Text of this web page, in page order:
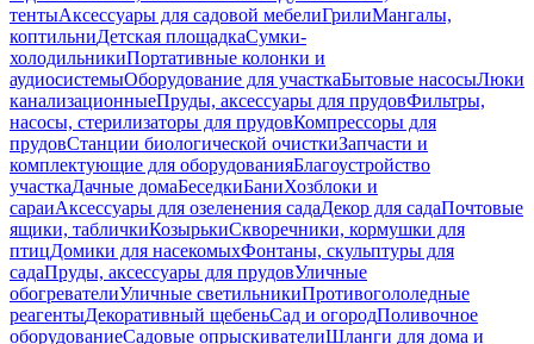
тентыАксессуары для садовой мебелиГрилиМангалы,
коптильниДетская площадкаСумки-
холодильникиПортативные колонки и
аудиосистемыОборудование для участкаБытовые насосыЛюки
канализационныеПруды, аксессуары для прудовФильтры,
насосы, стерилизаторы для прудовКомпрессоры для
прудовСтанции биологической очисткиЗапчасти и
комплектующие для оборудованияБлагоустройство
участкаДачные домаБеседкиБаниХозблоки и
сараиАксессуары для озеленения садаДекор для садаПочтовые
ящики, табличкиКозырькиСкворечники, кормушки для
птицДомики для насекомыхФонтаны, скульптуры для
садаПруды, аксессуары для прудовУличные
обогревателиУличные светильникиПротивогололедные
реагентыДекоративный щебеньСад и огородПоливочное
оборудованиеСадовые опрыскивателиШланги для дома и